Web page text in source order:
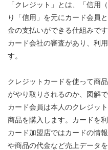
「クレジット」とは、「信用
り「信用」を元にカード会員
金の支払いができる仕組みで
カード会社の審査があり、利
す。
クレジットカードを使って商
がやり取りされるのか、図解で
カード会員は本人のクレジッ
商品を購入します。カードを
カード加盟店ではカードの情
や商品の代金など売上データ